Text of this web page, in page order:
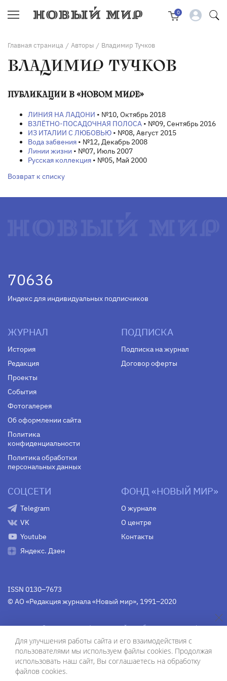
0
Главная страница / Авторы / Владимир Тучков
ВЛАДИМИР ТУЧКОВ
ПУБЛИКАЦИИ В «НОВОМ МИРЕ»
ЛИНИЯ НА ЛАДОНИ • №10, Октябрь 2018
ВЗЛЁТНО-ПОСАДОЧНАЯ ПОЛОСА • №09, Сентябрь 2016
ИЗ ИТАЛИИ С ЛЮБОВЬЮ • №08, Август 2015
Вода забвения • №12, Декабрь 2008
Линии жизни • №07, Июль 2007
Русская коллекция • №05, Май 2000
Возврат к списку
70636
Индекс для индивидуальных подписчиков
ЖУРНАЛ
История
Редакция
Проекты
События
Фотогалерея
Об оформлении сайта
Политика
конфиденциальности
Политика обработки
персональных данных
ПОДПИСКА
Подписка на журнал
Договор оферты
СОЦСЕТИ
Telegram
VK
Youtube
Яндекс. Дзен
ФОНД «НОВЫЙ МИР»
О журнале
О центре
Контакты
ISSN 0130–7673
© АО «Редакция журнала «Новый мир», 1991–2020
Свидетельство Федеральной службы по надзору в сфере
коммуникаций средства массовой информации
(Роскомнадзор)ПИ № Фс 77-75754 от 13 июня 2019 г.
Для улучшения работы сайта и его взаимодействия с
пользователями мы используем файлы cookies. Продолжая
использовать наш сайт, Вы соглашаетесь на обработку
файлов cookies.